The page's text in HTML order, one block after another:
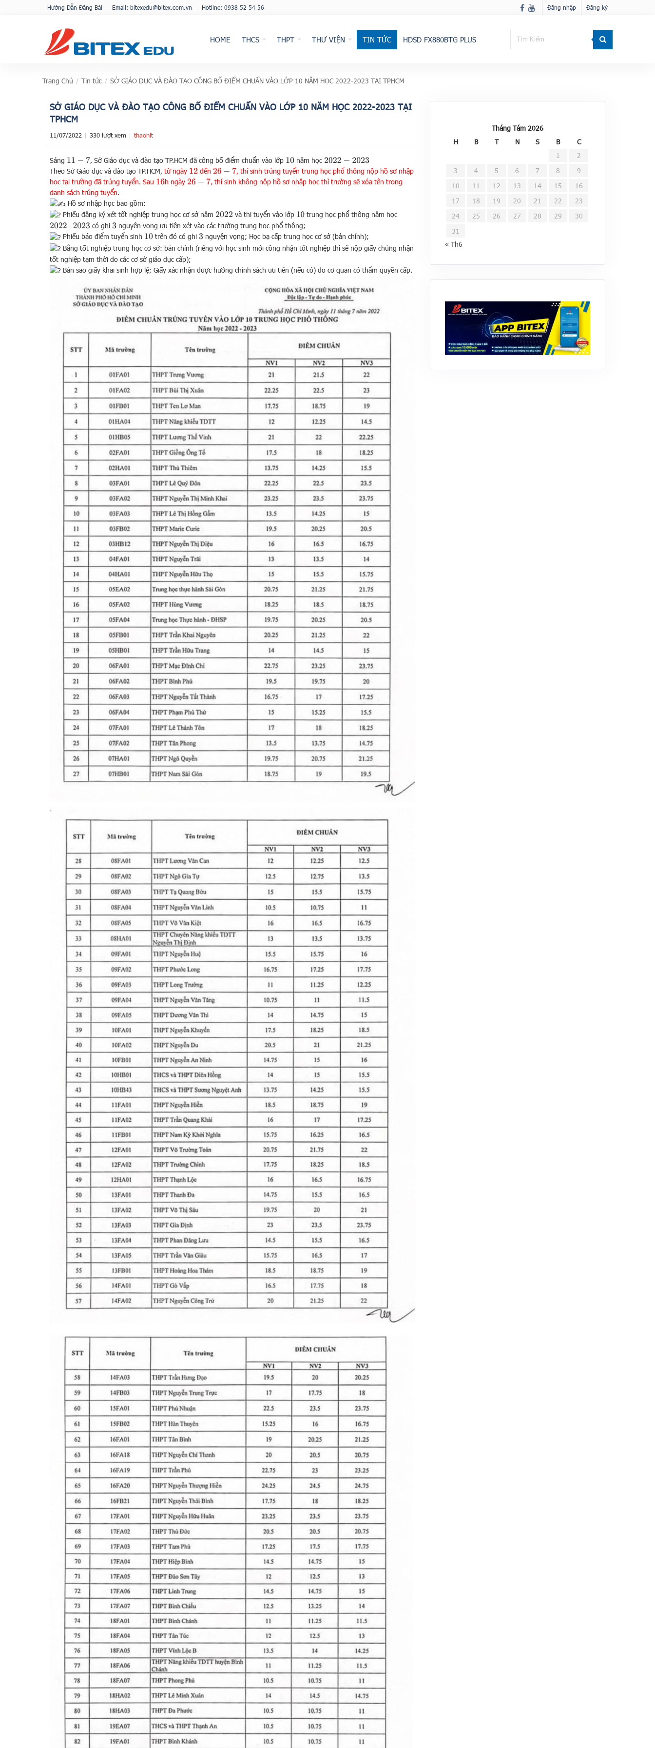
Hướng Dẫn Đăng Bài Email: bitexedu@bitex.com.vn Hotline: 0938 52 54 56 Đăng nhập Đăng ký
HOME THCS THPT THƯ VIỆN TIN TỨC HDSD FX880BTG PLUS
Trang Chủ / Tin tức / SỞ GIÁO DỤC VÀ ĐÀO TẠO CÔNG BỐ ĐIỂM CHUẨN VÀO LỚP 10 NĂM HỌC 2022-2023 TẠI TPHCM
SỞ GIÁO DỤC VÀ ĐÀO TẠO CÔNG BỐ ĐIỂM CHUẨN VÀO LỚP 10 NĂM HỌC 2022-2023 TẠI
TPHCM
11/07/2022 330 lượt xem thaohlt
Sáng 11−7 , Sở Giáo dục và đào tạo TP.HCM đã công bố điểm chuẩn vào lớp 10 năm học 2022−2023
Theo Sở Giáo dục và đào tạo TP.HCM, từ ngày 12 đến 26−7
, thí sinh trúng tuyển trung học phổ thông nộp hồ sơ nhập
học tại trường đã trúng tuyển. Sau 16h ngày 26−7
, thí sinh không nộp hồ sơ nhập học thì trường sẽ xóa tên trong
danh sách trúng tuyển.
Hồ sơ nhập học bao gồm:
Phiếu đăng ký xét tốt nghiệp trung học cơ sở năm 2022 và thi tuyển vào lớp 10 trung học phổ thông năm học
2022–2023 có ghi 3nguyện vọng ưu tiên xét vào các trường trung học phổ thông;
Phiếu báo điểm tuyển sinh 10trên đó có ghi 3nguyện vọng; Học bạ cấp trung học cơ sở (bản chính);
Bằng tốt nghiệp trung học cơ sở: bản chính (riêng với học sinh mới công nhận tốt nghiệp thì sẽ nộp giấy chứng nhận
tốt nghiệp tạm thời do các cơ sở giáo dục cấp);
Bản sao giấy khai sinh hợp lệ; Giấy xác nhận được hưởng chính sách ưu tiên (nếu có) do cơ quan có thẩm quyền cấp.
Tháng Tám 2026
H
B T N S B
C
1
2
3
4 5 6 7 8
9
10
11 12 13 14 15
16
17
18 19 20 21 22
23
24
25 26 27 28 29
30
31
« Th6